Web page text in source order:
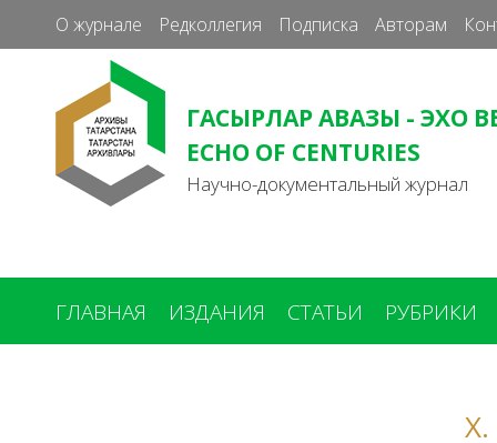
О журнале Редколлегия Подписка Авторам
ГАСЫРЛАР АВАЗЫ - ЭХО
ECHO OF CENTURIES
Научно-документальный журнал
ГЛАВНАЯ ИЗДАНИЯ СТАТЬИ РУБРИКИ